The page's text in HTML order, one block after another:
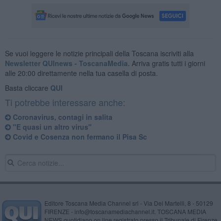
Se vuoi leggere le notizie principali della Toscana iscriviti alla
Newsletter QUInews - ToscanaMedia. Arriva gratis tutti i giorni
alle 20:00 direttamente nella tua casella di posta.
Basta cliccare QUI
Ti potrebbe interessare anche:
Coronavirus, contagi in salita
"E quasi un altro virus"
Covid e Cosenza non fermano il Pisa Sc
Editore Toscana Media Channel srl - Via Dei Martelli, 8 - 50129
FIRENZE - info@toscanamediachannel.it. TOSCANA MEDIA